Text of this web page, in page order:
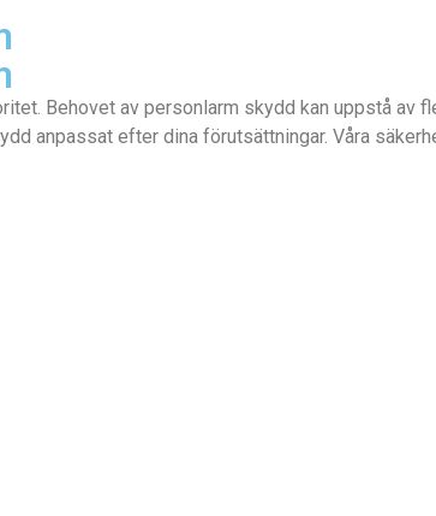
Behovet av personlarm skydd kan uppstå
anpassat efter dina förutsättningar. Våra